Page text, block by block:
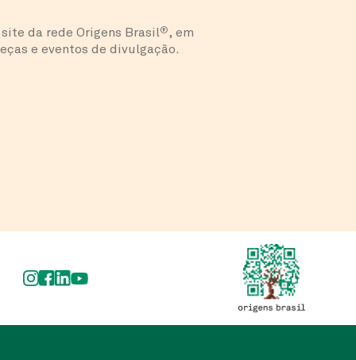
da rede Origens Brasil®, em
e eventos de divulgação.